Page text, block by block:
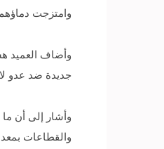
وامتزجت
وأضاف العميد
جديدة ضد عدو
وأشار إلى أن
والقطاعات